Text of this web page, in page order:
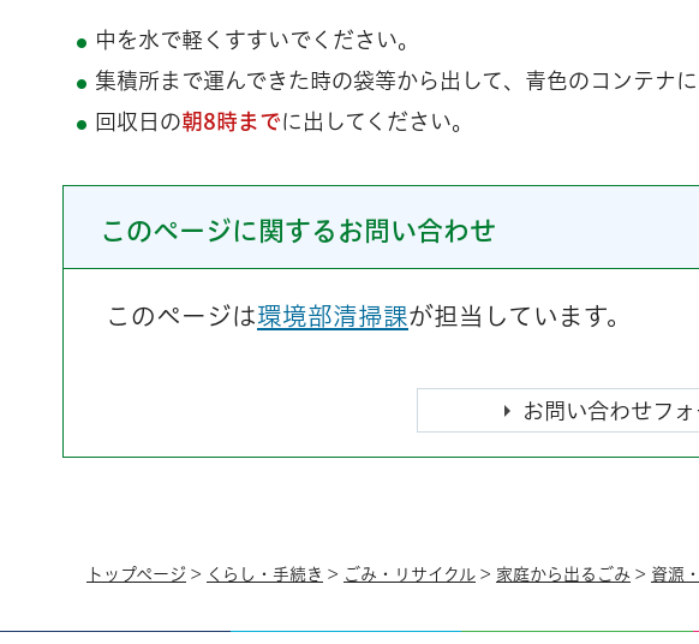
中を水で軽くすすいでください。
集積所まで運んできた時の袋等から出して、青色のコンテナに
回収日の朝8時までに出してください。
このページに関するお問い合わせ
このページは環境部清掃課が担当しています。
トップページ > くらし・手続き > ごみ・リサイクル > 家庭から出るごみ > 資源